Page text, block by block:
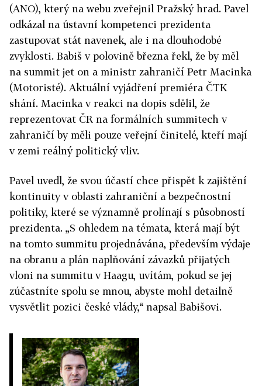
(ANO), který na webu zveřejnil Pražský hrad. Pavel
odkázal na ústavní kompetenci prezidenta
zastupovat stát navenek, ale i na dlouhodobé
zvyklosti. Babiš v polovině března řekl, že by měl
na summit jet on a ministr zahraničí Petr Macinka
(Motoristé). Aktuální vyjádření premiéra ČTK
shání. Macinka v reakci na dopis sdělil, že
reprezentovat ČR na formálních summitech v
zahraničí by měli pouze veřejní činitelé, kteří mají
v zemi reálný politický vliv.
Pavel uvedl, že svou účastí chce přispět k zajištění
kontinuity v oblasti zahraniční a bezpečnostní
politiky, které se významně prolínají s působností
prezidenta. „S ohledem na témata, která mají být
na tomto summitu projednávána, především výdaje
na obranu a plán naplňování závazků přijatých
vloni na summitu v Haagu, uvítám, pokud se jej
zúčastníte spolu se mnou, abyste mohl detailně
vysvětlit pozici české vlády,“ napsal Babišovi.